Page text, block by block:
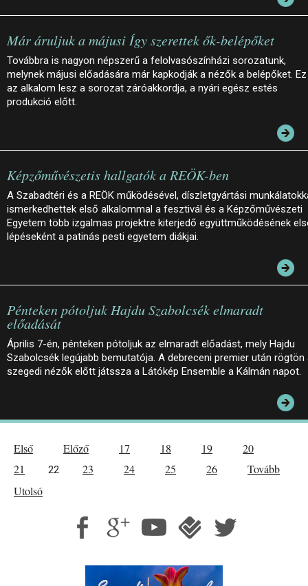
Már áruljuk a májusi Így szerettek ők-belépőket
Továbbra is nagyon népszerű a felolvasószínházi sorozatunk,
melynek májusi előadására már kapkodják a nézők a belépőket. Ez
az alkalom lesz a sorozat záróakkordja, a nyári egész estés
produkció előtt.
Képzőművészetis hallgatók a REÖK-ben
A Szabadtéri és a REÖK működésével, díszletgyártási
ismerkedhettek első alkalommal a fesztivál és a Képzőművészeti
Egyetem több izgalmas projektre kiterjedő együttműködésének
lépéseként a patinás pesti egyetem diákjai.
Pénteken pótoljuk Hajdu Szabolcsék elmaradt
előadását
Április 7-én, pénteken pótoljuk az elmaradt előadást, mely Hajdu
Szabolcsék legújabb bemutatója. A debreceni premier után rögtön
szegedi nézők előtt játssza a Látókép Ensemble a Kálmán napot.
Első Előző 17 18 19
20
21
22 23 24 25 26
Tovább
Utolsó